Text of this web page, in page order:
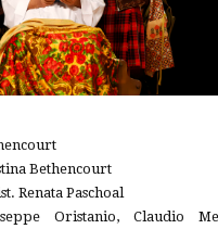
Bethencourt
Renata Paschoal
Oristanio, Claudio